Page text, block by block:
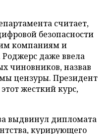
считает,
безопасности
компаниям и
даже ввела
чиновников, назвав
цензуры. Президент
жесткий курс,
выдвинул дипломата
курирующего